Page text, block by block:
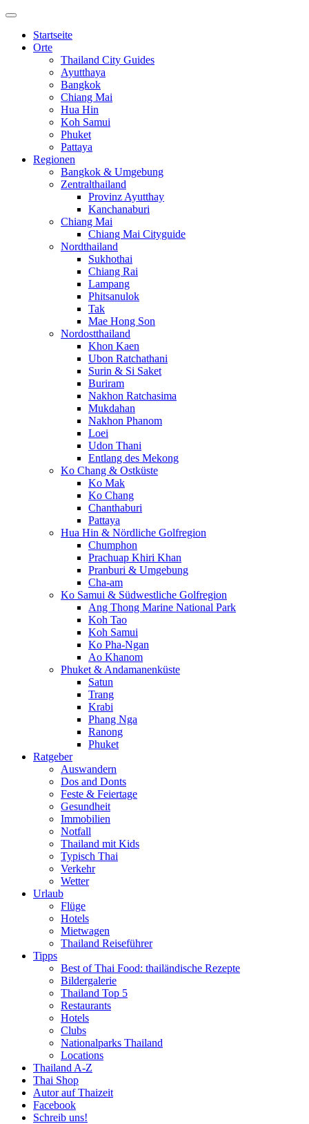
Startseite
Orte
Thailand City Guides
Ayutthaya
Bangkok
Chiang Mai
Hua Hin
Koh Samui
Phuket
Pattaya
Regionen
Bangkok & Umgebung
Zentralthailand
Provinz Ayutthay
Kanchanaburi
Chiang Mai
Chiang Mai Cityguide
Nordthailand
Sukhothai
Chiang Rai
Lampang
Phitsanulok
Tak
Mae Hong Son
Nordostthailand
Khon Kaen
Ubon Ratchathani
Surin & Si Saket
Buriram
Nakhon Ratchasima
Mukdahan
Nakhon Phanom
Loei
Udon Thani
Entlang des Mekong
Ko Chang & Ostküste
Ko Mak
Ko Chang
Chanthaburi
Pattaya
Hua Hin & Nördliche Golfregion
Chumphon
Prachuap Khiri Khan
Pranburi & Umgebung
Cha-am
Ko Samui & Südwestliche Golfregion
Ang Thong Marine National Park
Koh Tao
Koh Samui
Ko Pha-Ngan
Ao Khanom
Phuket & Andamanenküste
Satun
Trang
Krabi
Phang Nga
Ranong
Phuket
Ratgeber
Auswandern
Dos and Donts
Feste & Feiertage
Gesundheit
Immobilien
Notfall
Thailand mit Kids
Typisch Thai
Verkehr
Wetter
Urlaub
Flüge
Hotels
Mietwagen
Thailand Reiseführer
Tipps
Best of Thai Food: thailändische Rezepte
Bildergalerie
Thailand Top 5
Restaurants
Hotels
Clubs
Nationalparks Thailand
Locations
Thailand A-Z
Thai Shop
Autor auf Thaizeit
Facebook
Schreib uns!